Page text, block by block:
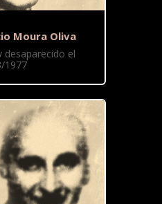
Moura Oliva
desaparecido el
1977